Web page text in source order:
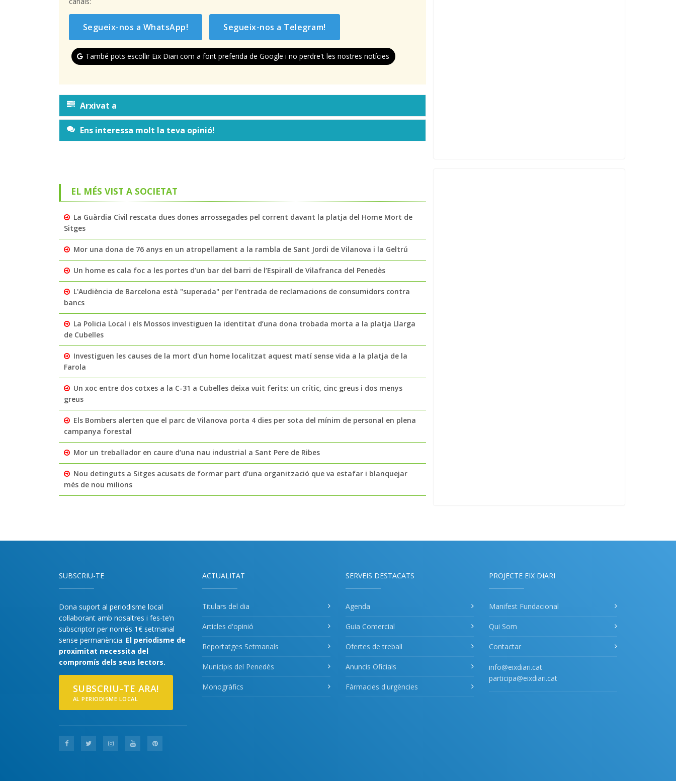
Segueix-nos a WhatsApp! Segueix-nos a Telegram!
També pots escollir Eix Diari com a font preferida de Google i no perdre't les nostres notícies
Arxivat a
Ens interessa molt la teva opinió!
EL MÉS VIST A SOCIETAT
La Guàrdia Civil rescata dues dones arrossegades pel corrent davant la platja del Home Mort de
Sitges
Mor una dona de 76 anys en un atropellament a la rambla de Sant Jordi de Vilanova i la Geltrú
Un home es cala foc a les portes d’un bar del barri de l’Espirall de Vilafranca del Penedès
L'Audiència de Barcelona està "superada" per l'entrada de reclamacions de consumidors contra
bancs
La Policia Local i els Mossos investiguen la identitat d’una dona trobada morta a la platja Llarga
de Cubelles
Investiguen les causes de la mort d'un home localitzat aquest matí sense vida a la platja de la
Farola
Un xoc entre dos cotxes a la C-31 a Cubelles deixa vuit ferits: un crític, cinc greus i dos menys
greus
Els Bombers alerten que el parc de Vilanova porta 4 dies per sota del mínim de personal en plena
campanya forestal
Mor un treballador en caure d’una nau industrial a Sant Pere de Ribes
Nou detinguts a Sitges acusats de formar part d’una organització que va estafar i blanquejar
més de nou milions
SUBSCRIU-TE
Dona suport al periodisme local
col·laborant amb nosaltres i fes-te’n
subscriptor per només 1€ setmanal
sense permanència. El periodisme de
proximitat necessita del
compromís dels seus lectors.
SUBSCRIU-TE ARA!
AL PERIODISME LOCAL
ACTUALITAT
Titulars del dia
Articles d'opinió
Reportatges Setmanals
Municipis del Penedès
Monogràfics
SERVEIS DESTACATS
Agenda
Guia Comercial
Ofertes de treball
Anuncis Oficials
Fàrmacies d'urgències
PROJECTE EIX DIARI
Manifest Fundacional
Qui Som
Contactar
info@eixdiari.cat
participa@eixdiari.cat